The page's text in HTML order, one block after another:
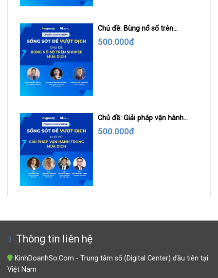
Thông tin liên hệ
KinhDoanhSo.Com - Trung tâm số (Digital Center) đầu tiên tại
Việt Nam
Chủ đề: Bùng nổ số trên
Shopee mùa dịch
500.000đ
Chủ đề: Giải pháp vận hành
trong mùa dịch
500.000đ